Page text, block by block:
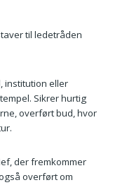
til ledetråden
institution eller
Sikrer hurtig
overført bud, hvor
der fremkommer
overført om